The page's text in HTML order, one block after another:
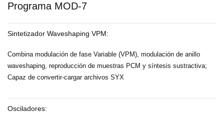
Programa MOD-7
Sintetizador Waveshaping VPM:
Combina modulación de fase Variable (VPM), modulación de anillo
waveshaping, reproducción de muestras PCM y síntesis sustractiva;
Capaz de convertir-cargar archivos SYX
Osciladores: